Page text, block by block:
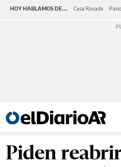
HOY HABLAMOS DE... Casa Rosada
Piden